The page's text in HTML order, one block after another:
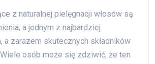
z naturalnej pielęgnacji włosów są
a jednym z najbardziej
a zarazem skutecznych składników
osób może się zdziwić, że ten